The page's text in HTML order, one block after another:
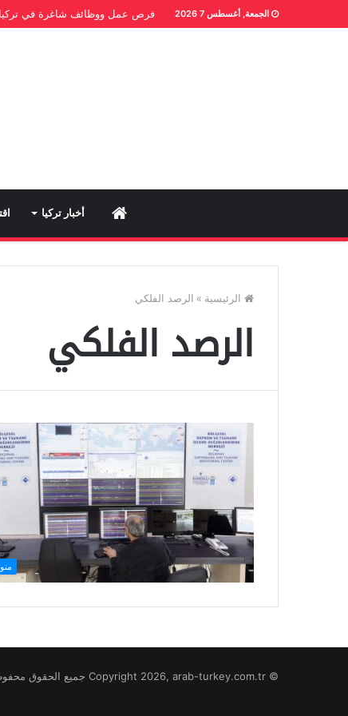
الجمعة, أغسطس 7 2026 فرص عمل ووظائف شاغرة في تركيا
Home أخبار تركيا
الرئيسية » الرصد الفلكي
الرصد الفلكي
© Copyright 2026, arab-turkey.com.tr جميع الحقوق محفوظة لموقع تركيا بالعربي